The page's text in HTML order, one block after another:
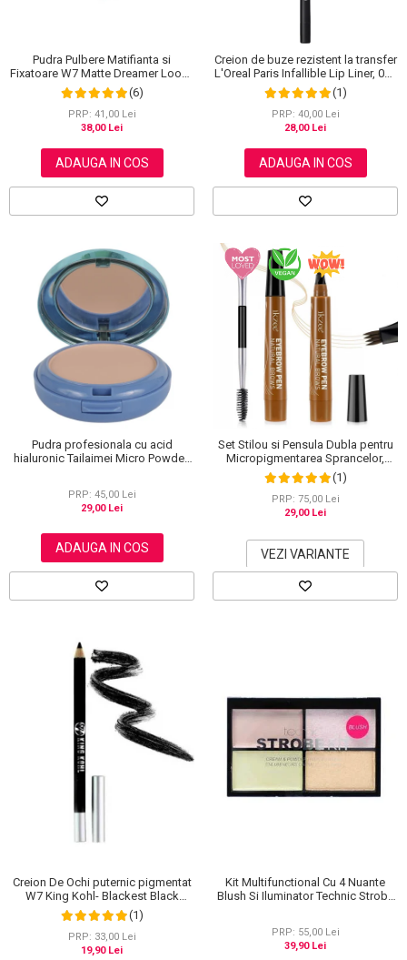
Pudra Pulbere Matifianta si
Fixatoare W7 Matte Dreamer Loose
Powder - Classy Cameo, 20g
(6)
PRP: 41,00 Lei
38,00 Lei
ADAUGA IN COS
Creion de buze rezistent la transfer
L'Oreal Paris Infallible Lip Liner, 001
Highlight On Point
(1)
PRP: 40,00 Lei
28,00 Lei
ADAUGA IN COS
Pudra profesionala cu acid
hialuronic Tailaimei Micro Powder,
PRP: 45,00 Lei
29,00 Lei
ADAUGA IN COS
Set Stilou si Pensula Dubla pentru
Micropigmentarea Sprancelor,
Efect Natural de Microblading,
Aspect de Sprancene Pline
(1)
PRP: 75,00 Lei
29,00 Lei
VEZI VARIANTE
Creion De Ochi puternic pigmentat
W7 King Kohl- Blackest Black
(Negru) (1)
PRP: 33,00 Lei
19,90 Lei
Kit Multifunctional Cu 4 Nuante
Blush Si Iluminator Technic Strobe
PRP: 55,00 Lei
39,90 Lei